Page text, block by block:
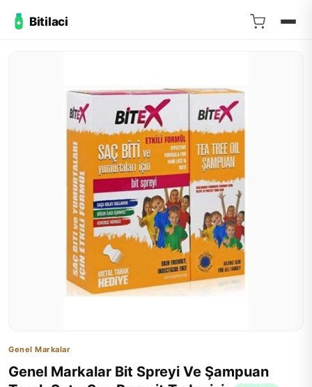
Bitilaci
Genel Markalar
Genel Markalar Bit Spreyi Ve Şampuan